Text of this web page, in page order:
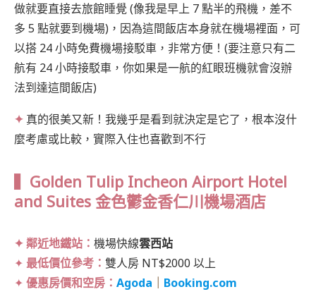
做就要直接去旅館睡覺 (像我是早上 7 點半的飛機，差不
多 5 點就要到機場)，因為這間飯店本身就在機場裡面，可
以搭 24 小時免費機場接駁車，非常方便！(要注意只有二
航有 24 小時接駁車，你如果是一航的紅眼班機就會沒辦
法到達這間飯店)
✦ 真的很美又新！我幾乎是看到就決定是它了，根本沒什
麼考慮或比較，實際入住也喜歡到不行
Golden Tulip Incheon Airport Hotel
and Suites 金色鬱金香仁川機場酒店
✦ 鄰近地鐵站： 機場快線雲西站
✦ 最低價位參考： 雙人房 NT$2000 以上
✦ 優惠房價和空房： Agoda Booking.com